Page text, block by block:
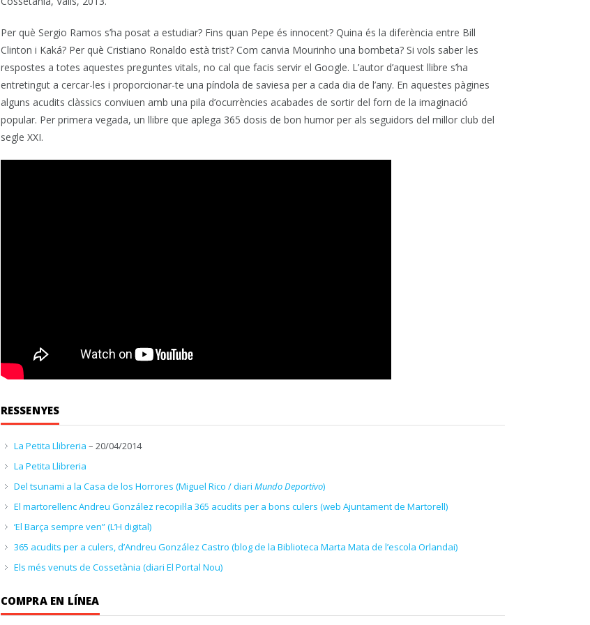
Per què Sergio Ramos s’ha posat a estudiar? Fins quan Pepe és innocent? Quina és la diferència entre Bill
Clinton i Kaká? Per què Cristiano Ronaldo està trist? Com canvia Mourinho una bombeta? Si vols saber les
respostes a totes aquestes preguntes vitals, no cal que facis servir el Google. L’autor d’aquest llibre s’ha
entretingut a cercar-les i proporcionar-te una píndola de saviesa per a cada dia de l’any. En aquestes pàgines
alguns acudits clàssics conviuen amb una pila d’ocurrències acabades de sortir del forn de la imaginació
popular. Per primera vegada, un llibre que aplega 365 dosis de bon humor per als seguidors del millor club del
segle XXI.
RESSENYES
La Petita Llibreria – 20/04/2014
La Petita Llibreria
Del tsunami a la Casa de los Horrores (Miguel Rico / diari Mundo Deportivo)
El martorellenc Andreu González recopil·la 365 acudits per a bons culers (web Ajuntament de Martorell)
‘El Barça sempre ven” (L’H digital)
365 acudits per a culers, d’Andreu González Castro (blog de la Biblioteca Marta Mata de l’escola Orlandai)
Els més venuts de Cossetània (diari El Portal Nou)
COMPRA EN LÍNEA